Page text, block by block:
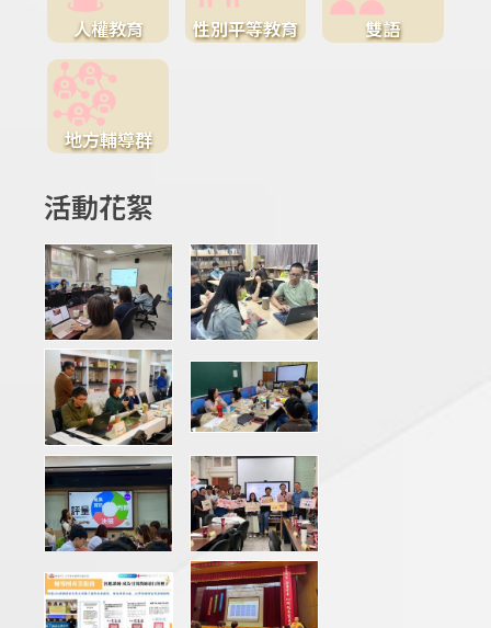
人權教育 性別平等教育 雙語
地方輔導群
活動花絮